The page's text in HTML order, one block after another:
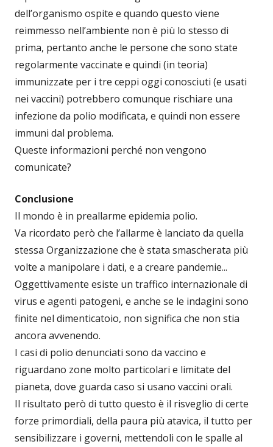
dell’organismo ospite e quando questo viene
reimmesso nell’ambiente non è più lo stesso di
prima, pertanto anche le persone che sono state
regolarmente vaccinate e quindi (in teoria)
immunizzate per i tre ceppi oggi conosciuti (e usati
nei vaccini) potrebbero comunque rischiare una
infezione da polio modificata, e quindi non essere
immuni dal problema.
Queste informazioni perché non vengono
comunicate?
Conclusione
Il mondo è in preallarme epidemia polio.
Va ricordato però che l’allarme è lanciato da quella
stessa Organizzazione che è stata smascherata più
volte a manipolare i dati, e a creare pandemie...
Oggettivamente esiste un traffico internazionale di
virus e agenti patogeni, e anche se le indagini sono
finite nel dimenticatoio, non significa che non stia
ancora avvenendo.
I casi di polio denunciati sono da vaccino e
riguardano zone molto particolari e limitate del
pianeta, dove guarda caso si usano vaccini orali.
Il risultato però di tutto questo è il risveglio di certe
forze primordiali, della paura più atavica, il tutto per
sensibilizzare i governi, mettendoli con le spalle al